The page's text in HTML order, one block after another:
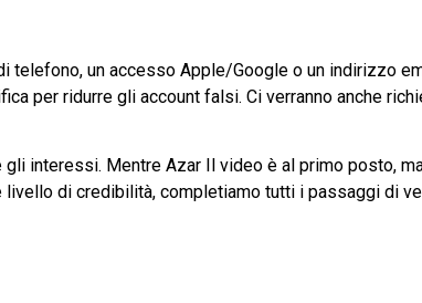
telefono, un accesso Apple/Google o un indirizzo
per ridurre gli account falsi. Ci verranno anche
gli interessi. Mentre Azar Il video è al primo posto,
di credibilità, completiamo tutti i passaggi di